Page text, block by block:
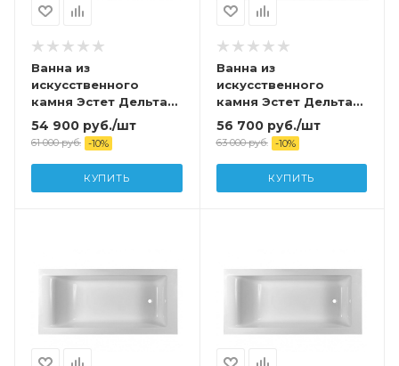
Ванна из
искусственного
камня Эстет Дельта
150х75 с
возможностью
изменения размера
(комплект) с
подставкой и сливом
54 900 руб./шт
61 000руб. -10%
КУПИТЬ
Ванна из
искусственного
камня Эстет Дельта
170х75 с
возможностью
изменения размера
(комплект с
подставкой и сливом
56 700руб./шт
63 000руб. -10%
КУПИТЬ